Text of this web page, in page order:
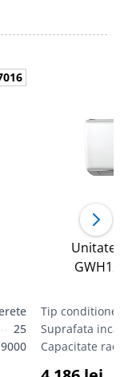
25
9000
Tip
Suprafata
Capacitate